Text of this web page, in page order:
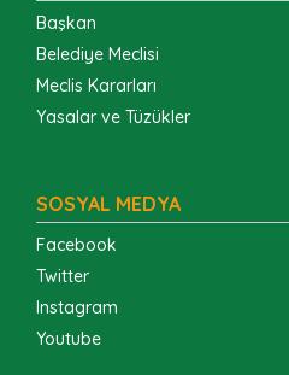
Başkan
Belediye Meclisi
Meclis Kararları
Yasalar ve Tüzükler
SOSYAL MEDYA
Facebook
Twitter
Instagram
Youtube